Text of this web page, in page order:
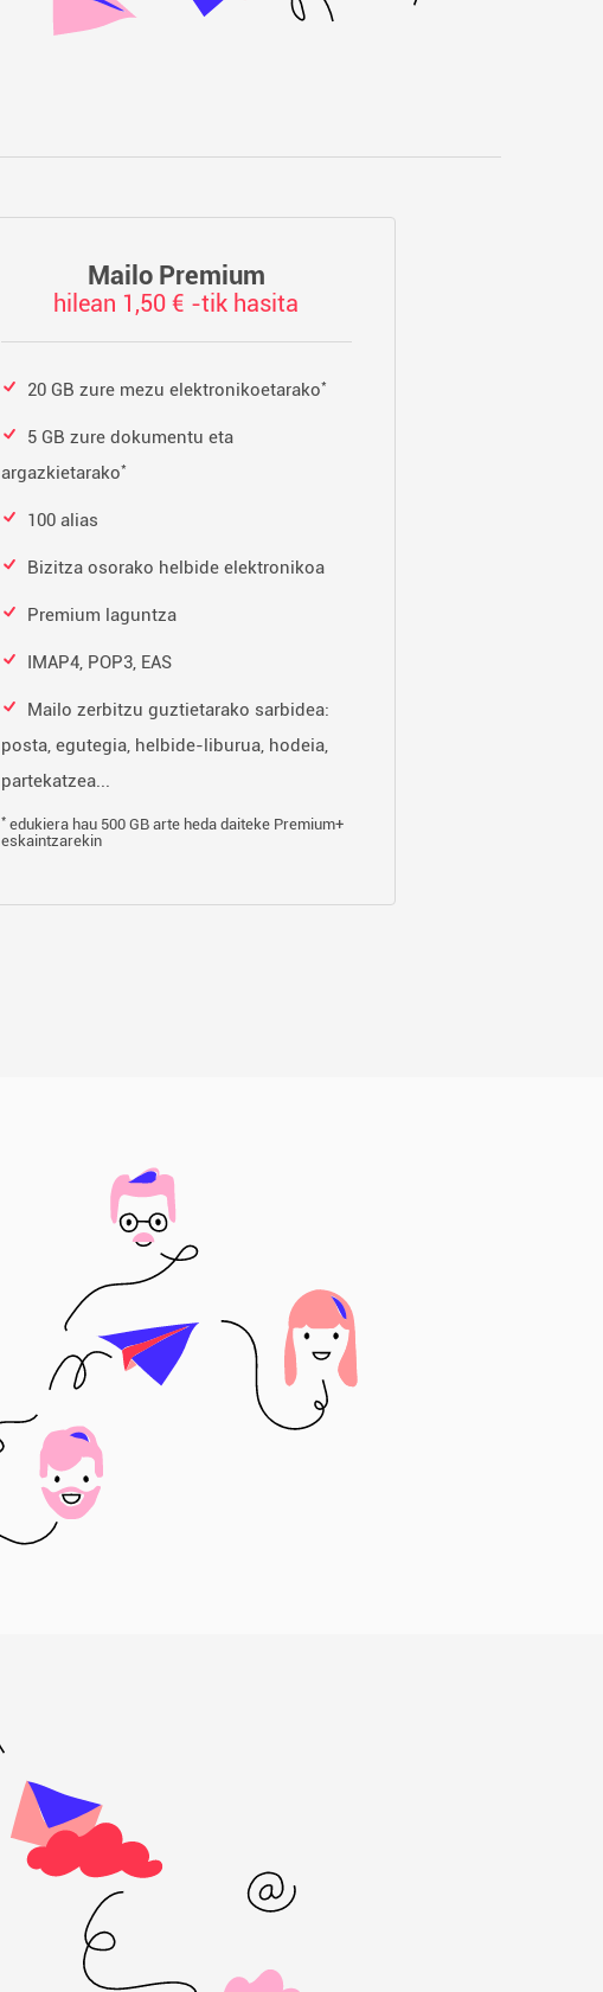
Mailo Premium
hilean 1,50 € -tik hasita
20 GB zure mezu elektronikoetarako*
5 GB zure dokumentu eta
argazkietarako*
100 alias
Bizitza osorako helbide elektronikoa
Premium laguntza
IMAP4, POP3, EAS
Mailo zerbitzu guztietarako sarbidea:
posta, egutegia, helbide-liburua, hodeia,
partekatzea...
*edukiera hau 500 GB arte heda daiteke Premium+
eskaintzarekin